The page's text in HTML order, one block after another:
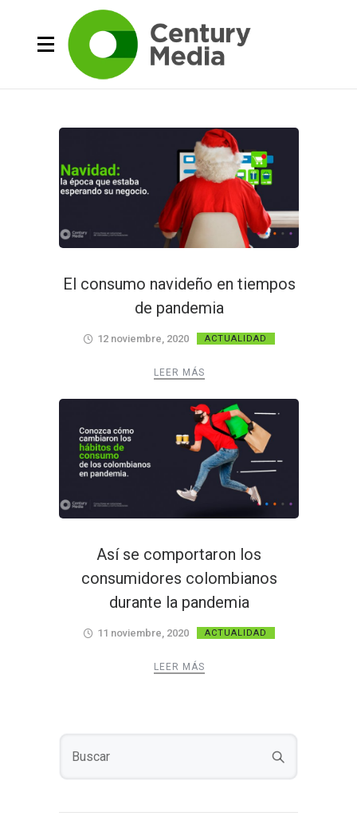
El consumo navideño en tiempos
de pandemia
12 noviembre, 2020 ACTUALIDAD
LEER MÁS
Así se comportaron los
consumidores colombianos
durante la pandemia
11 noviembre, 2020 ACTUALIDAD
LEER MÁS